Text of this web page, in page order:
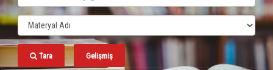
Tara Gelişmiş